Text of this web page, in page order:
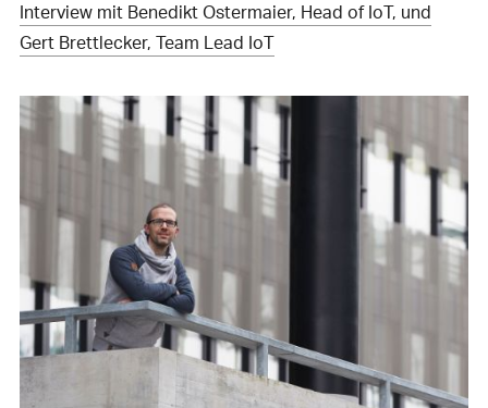
Interview mit Benedikt Ostermaier, Head of IoT, und
Gert Brettlecker, Team Lead IoT